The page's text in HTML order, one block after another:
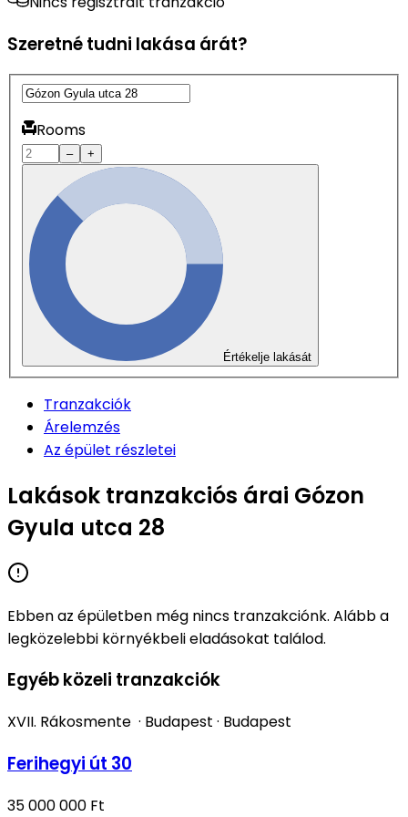
Szeretné tudni lakása árát?
Rooms
– +
Értékelje lakását
Tranzakciók
Árelemzés
Az épület részletei
Lakások tranzakciós árai Gózon
Gyula utca 28
Ebben az épületben még nincs tranzakciónk. Alább a
legközelebbi környékbeli eladásokat találod.
Egyéb közeli tranzakciók
XVII. Rákosmente · Budapest · Budapest
Ferihegyi út 30
35 000 000 Ft